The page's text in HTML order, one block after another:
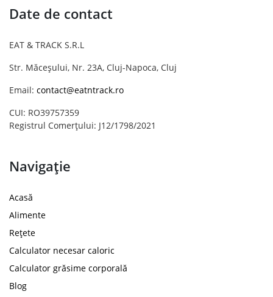
Date de contact
EAT & TRACK S.R.L
Str. Măceșului, Nr. 23A, Cluj-Napoca, Cluj
Email: contact@eatntrack.ro
CUI: RO39757359
Registrul Comerțului: J12/1798/2021
Navigație
Acasă
Alimente
Rețete
Calculator necesar caloric
Calculator grăsime corporală
Blog